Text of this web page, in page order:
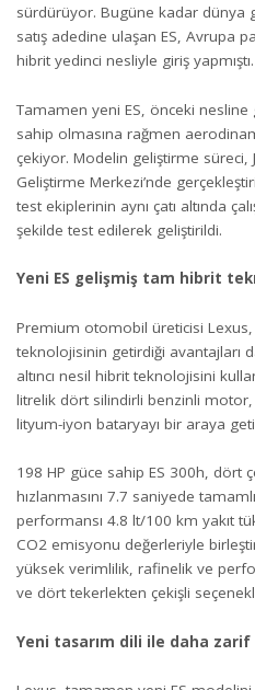
sürdürüyor. Bugüne kadar dünya
satış adedine ulaşan ES, Avrupa
hibrit yedinci nesliyle giriş yapmıştı.
Tamamen yeni ES, önceki
sahip olmasına rağmen
çekiyor. Modelin geliştirme süreci,
Geliştirme Merkezi’nde
test ekiplerinin aynı çatı altında
şekilde test edilerek geliştirildi.
Yeni ES gelişmiş tam hibrit
Premium otomobil üreticisi
teknolojisinin getirdiği avantajları
altıncı nesil hibrit teknolojisini
litrelik dört silindirli benzinli
lityum-iyon bataryayı bir araya
198 HP güce sahip ES 300h, dört
hızlanmasını 7.7 saniyede
performansı 4.8 lt/100 km yakıt
CO2 emisyonu değerleriyle
yüksek verimlilik, rafinelik ve
ve dört tekerlekten çekişli
Yeni tasarım dili ile daha zarif